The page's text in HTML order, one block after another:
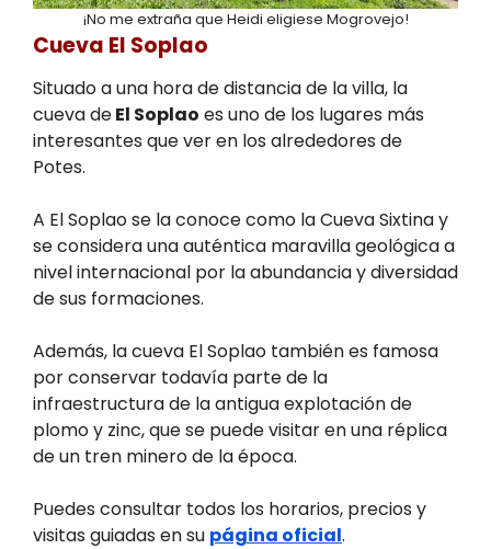
¡No me extraña que Heidi eligiese Mogrovejo!
Cueva El Soplao
Situado a una hora de distancia de la villa, la
cueva deEl Soplao es uno de los lugares más
interesantes que ver en los alrededores de
Potes.
A El Soplao se la conoce como la Cueva Sixtina y
se considera una auténtica maravilla geológica a
nivel internacional por la abundancia y diversidad
de sus formaciones.
Además, la cueva El Soplao también es famosa
por conservar todavía parte de la
infraestructura de la antigua explotación de
plomo y zinc, que se puede visitar en una réplica
de un tren minero de la época.
Puedes consultar todos los horarios, precios y
visitas guiadas en su página oficial.